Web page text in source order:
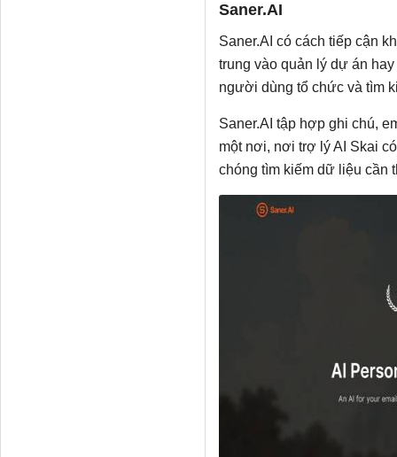
Saner.AI
Saner.AI có cách tiếp cận
trung vào quản lý dự án
người dùng tổ chức và tìm
Saner.AI tập hợp ghi chú,
một nơi, nơi trợ lý AI Skai
chóng tìm kiếm dữ liệu cần